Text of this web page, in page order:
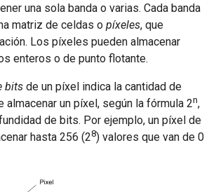
una sola banda o varias. Cada banda
matriz de celdas o píxeles, que
Los píxeles pueden almacenar
enteros o de punto flotante.
bits de un píxel indica la cantidad de
almacenar un píxel, según la fórmula 2n,
de bits. Por ejemplo, un píxel de
hasta 256 (28) valores que van de 0